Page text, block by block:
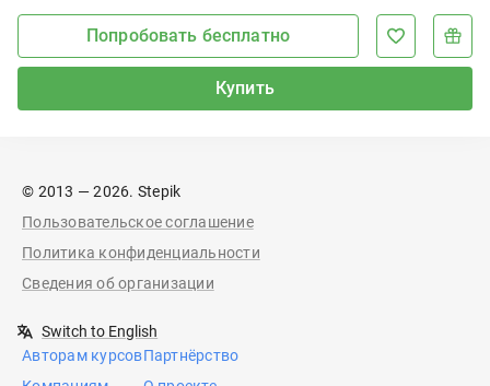
Купить
Попробовать бесплатно
© 2013 — 2026. Stepik
Пользовательское соглашение
Политика конфиденциальности
Сведения об организации
Switch to English
Авторам курсовПартнёрство